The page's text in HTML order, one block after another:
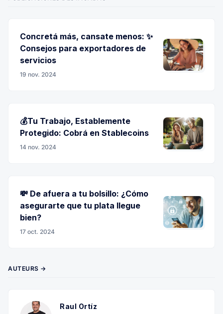
Concretá más, cansate menos: ✨
Consejos para exportadores de
servicios
19 nov. 2024
💰Tu Trabajo, Establemente
Protegido: Cobrá en Stablecoins
14 nov. 2024
💸 De afuera a tu bolsillo: ¿Cómo
asegurarte que tu plata llegue
bien?
17 oct. 2024
AUTEURS →
Raul Ortíz